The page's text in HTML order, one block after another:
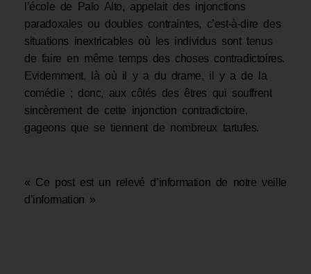
l’école de Palo Alto, appelait des injonctions
paradoxales ou doubles contraintes, c’est-à-dire des
situations inextricables où les individus sont tenus
de faire en même temps des choses contradictoires.
Evidemment, là où il y a du drame, il y a de la
comédie ; donc, aux côtés des êtres qui souffrent
sincèrement de cette injonction contradictoire,
gageons que se tiennent de nombreux tartufes.
« Ce post est un relevé d’information de notre veille
d’information »